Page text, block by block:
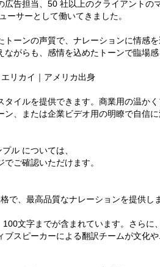
広告担当、50 社以上のクライアントの
ーサーとして働いてきました。
トーンの声質で、ナレーションに情感
ながらも、感情を込めたトーンで臨場感
リカイ｜アメリカ出身
タイルを提供できます。商業用の温か
ン、または企業ビデオ用の明瞭で自信
ル については、
ご確認いただけます。
で、最高品質なナレーションを提供し
100文字までが含まれています。さら
ブスピーカーによる翻訳チームが文化